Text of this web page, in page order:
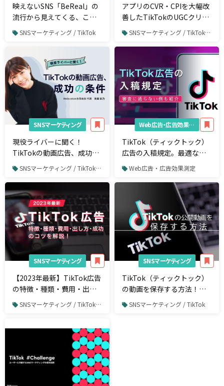
映えないSNS「BeReal」の
流行から見えてくる、これ
からのZ世代トレンド
SNSマーケティング / TikTok
アプリのCVR・CPIを大幅改
善したTikTokのUGCクリエ
イティブとは？ 専門家に聞
くマーケティング改善案
【アプリマーケティング
SNSマーケティング / TikTok / TikTok広告
SNSマーケティング
現役ライバーに聞く！
TikTokの動画広告、成功の
条件SNSマーケティング / TikTok / TikTok広告
Web広告・広告効果測定
TikTok（ティックトック）
広告の入稿規定。最適な動
画広告のサイズや審査に通
Web広告・広告効果測定
SNSマーケティング
【2023年最新】TikTok広告
の特徴・種類・費用・出し
方・成功のコツを解説！
SNSマーケティング / TikTok / TikTok広告
SNSマーケティング
TikTok（ティックトック）
の動画を保存する方法！ダ
ウンロード時の注意事項も
SNSマーケティング / TikTok